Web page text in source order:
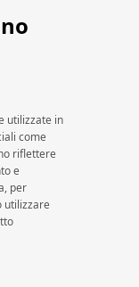
utilizzate in
come
riflettere
e
per
utilizzare